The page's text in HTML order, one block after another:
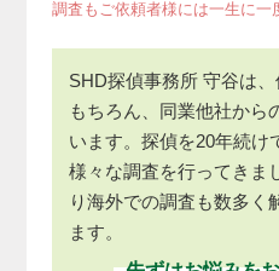
調査もご依頼者様には一生に一
SHD探偵事務所 守谷は
もちろん、同業他社から
います。探偵を20年続け
様々な調査を行ってきま
り海外での調査も数多く
ます。